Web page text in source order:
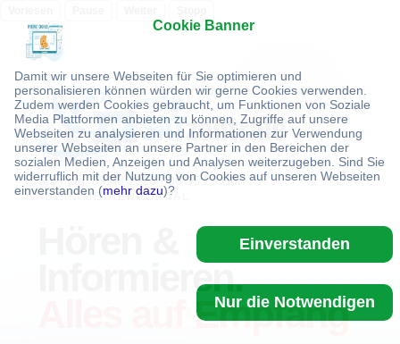
Cookie Banner
Damit wir unsere Webseiten für Sie optimieren und
personalisieren können würden wir gerne Cookies verwenden.
Zudem werden Cookies gebraucht, um Funktionen von Soziale
Media Plattformen anbieten zu können, Zugriffe auf unsere
Webseiten zu analysieren und Informationen zur Verwendung
unserer Webseiten an unsere Partner in den Bereichen der
sozialen Medien, Anzeigen und Analysen weiterzugeben. Sind Sie
widerruflich mit der Nutzung von Cookies auf unseren Webseiten
einverstanden (mehr dazu)?
Einverstanden
Nur die Notwendigen
Sonntag, 09.08.2026·08:35:29 Uhr
DEIN MEDIENPORTAL
Informieren.
Alles auf Empfang